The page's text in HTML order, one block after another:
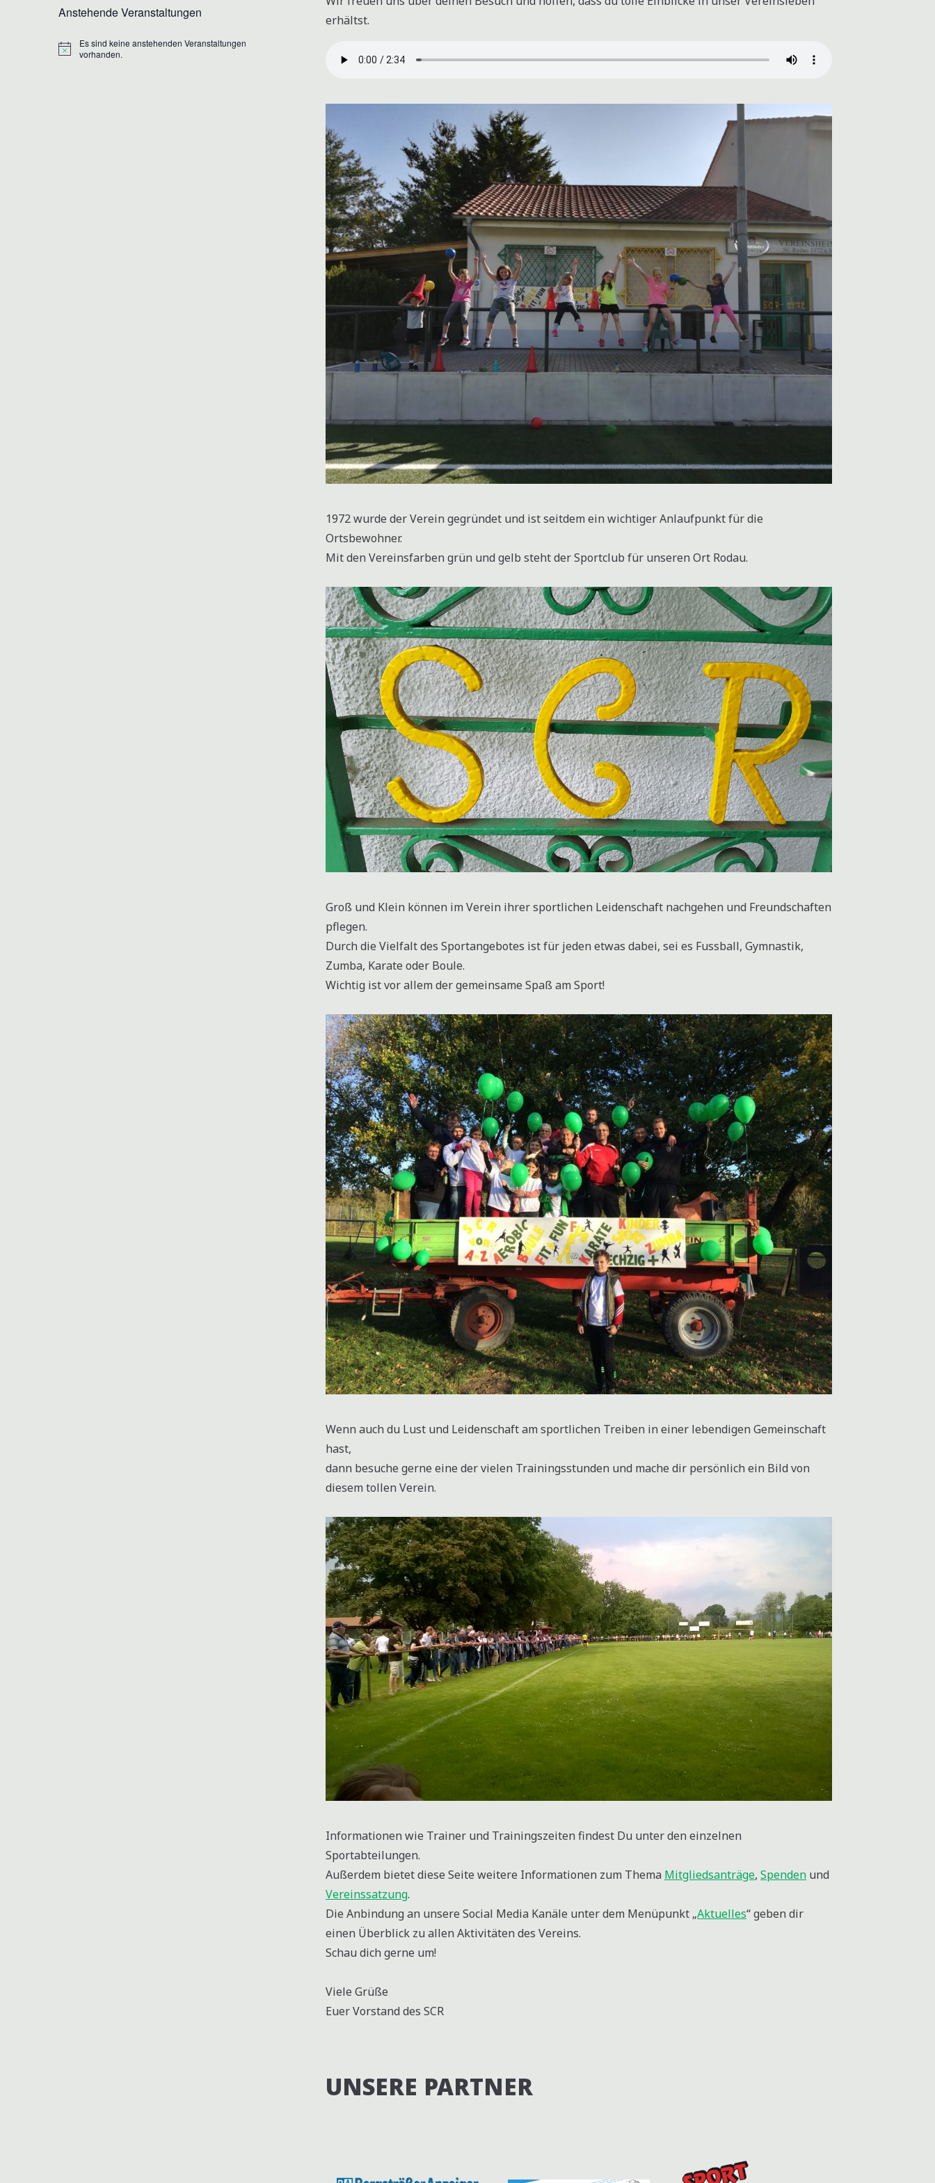
erhältst.
1972 wurde der Verein gegründet und ist seitdem ein wichtiger Anlaufpunkt für die
Ortsbewohner.
Mit den Vereinsfarben grün und gelb steht der Sportclub für unseren Ort Rodau.
Groß und Klein können im Verein ihrer sportlichen Leidenschaft nachgehen und Freundschaften
pflegen.
Durch die Vielfalt des Sportangebotes ist für jeden etwas dabei, sei es Fussball, Gymnastik,
Zumba, Karate oder Boule.
Wichtig ist vor allem der gemeinsame Spaß am Sport!
Wenn auch du Lust und Leidenschaft am sportlichen Treiben in einer lebendigen Gemeinschaft
hast,
dann besuche gerne eine der vielen Trainingsstunden und mache dir persönlich ein Bild von
diesem tollen Verein.
Informationen wie Trainer und Trainingszeiten findest Du unter den einzelnen
Sportabteilungen.
Außerdem bietet diese Seite weitere Informationen zum Thema Mitgliedsanträge, Spenden und
Vereinssatzung.
Die Anbindung an unsere Social Media Kanäle unter dem Menüpunkt „Aktuelles“ geben dir
einen Überblick zu allen Aktivitäten des Vereins.
Schau dich gerne um!
Viele Grüße
Euer Vorstand des SCR
UNSERE PARTNER
Anstehende Veranstaltungen
Hinweis
Es sind keine anstehenden Veranstaltungen
vorhanden.